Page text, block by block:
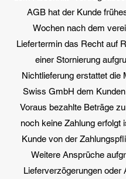
AGB hat der Kunde
Wochen nach dem
Liefertermin das Recht auf
einer Stornierung
Nichtlieferung erstattet die
Swiss GmbH dem
Voraus bezahlte Beträge
noch keine Zahlung erfolgt
Kunde von der
Weitere Ansprüche
Lieferverzögerungen oder